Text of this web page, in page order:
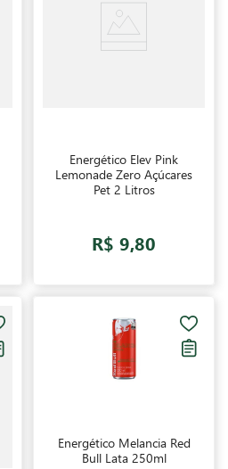
Energético Elev Pink
Lemonade Zero Açúcares
Pet 2 Litros
R$ 9,80
Energético Melancia Red
Bull Lata 250ml